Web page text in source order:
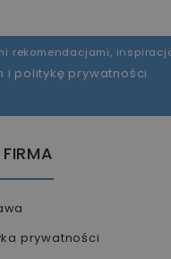
rekomendacjami,
i politykę prywatności.
prywatności